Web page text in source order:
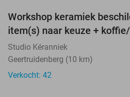
Workshop keramiek
item(s) naar keuze +
Studio Kéranniek
Geertruidenberg (10 km)
Verkocht: 42